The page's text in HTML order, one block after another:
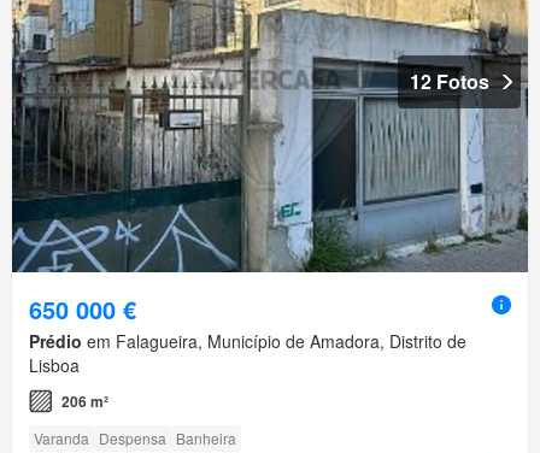
12 Fotos
650 000 €
Prédio em Falagueira, Município de Amadora, Distrito de
Lisboa
206 m²
Varanda Despensa Banheira